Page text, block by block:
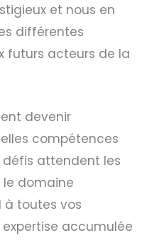
et nous en
différentes
futurs acteurs de la
devenir
compétences
défis attendent les
domaine
à toutes vos
accumulée